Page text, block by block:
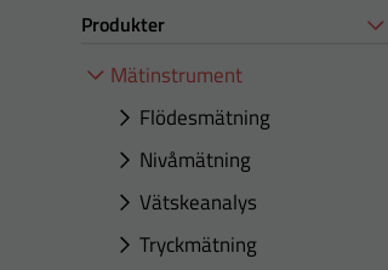
Produkter
Mätinstrument
Flödesmätning
Nivåmätning
Vätskeanalys
Tryckmätning